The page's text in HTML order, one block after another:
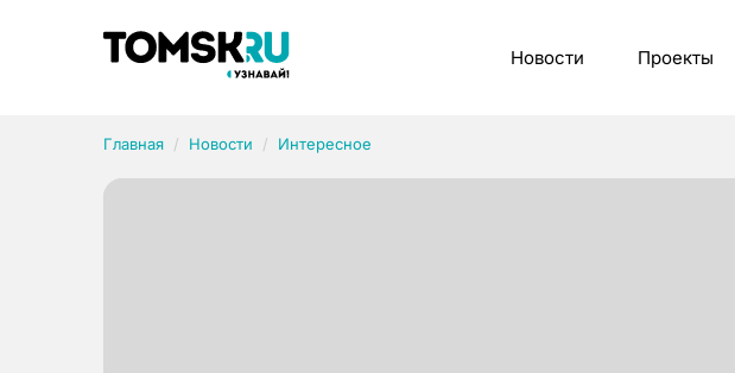
Новости Проекты
Главная Новости Интересное
Рубрики